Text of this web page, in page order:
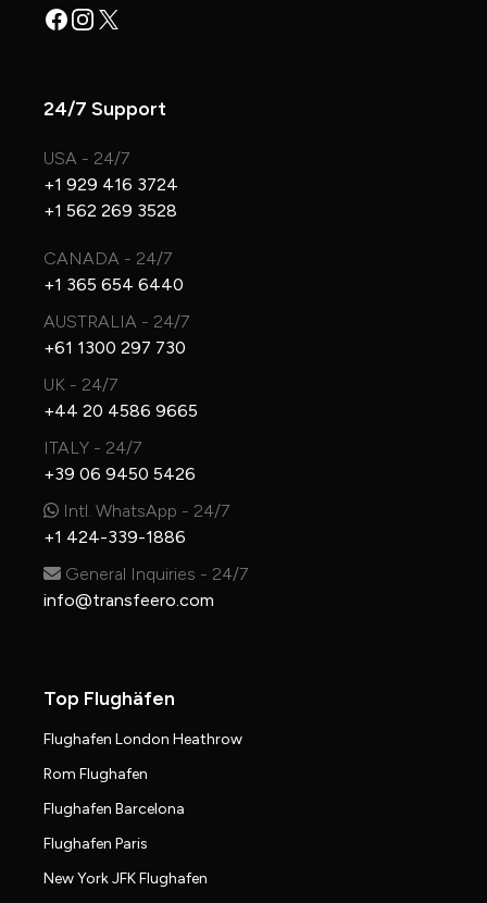
Facebook
Instagram
X
24/7 Support
USA - 24/7
+1 929 416 3724
+1 562 269 3528
CANADA - 24/7
+1 365 654 6440
AUSTRALIA - 24/7
+61 1300 297 730
UK - 24/7
+44 20 4586 9665
ITALY - 24/7
+39 06 9450 5426
Intl. WhatsApp - 24/7
+1 424-339-1886
General Inquiries - 24/7
info@transfeero.com
Top Flughäfen
Flughafen London Heathrow
Rom Flughafen
Flughafen Barcelona
Flughafen Paris
New York JFK Flughafen